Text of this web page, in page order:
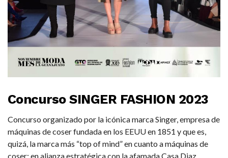
Concurso SINGER FASHION 2023
Concurso organizado por la icónica marca Singer, empresa de
máquinas de coser fundada en los EEUU en 1851 y que es,
quizá, la marca más “top of mind” en cuanto a máquinas de
coser; en alianza estratégica con la afamada Casa Diaz,